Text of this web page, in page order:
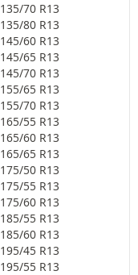
135/70 R13
135/80 R13
145/60 R13
145/65 R13
145/70 R13
155/65 R13
155/70 R13
165/55 R13
165/60 R13
165/65 R13
175/50 R13
175/55 R13
175/60 R13
185/55 R13
185/60 R13
195/45 R13
195/55 R13